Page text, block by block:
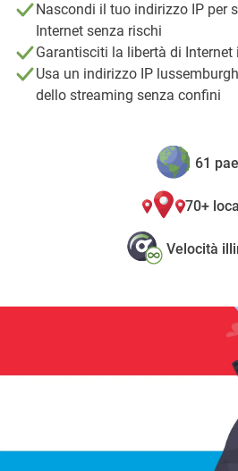
Nascondi il tuo indirizzo IP per
Internet senza rischi
Garantisciti la libertà di
Usa un indirizzo IP
dello streaming senza confini
61
70+
Velocità